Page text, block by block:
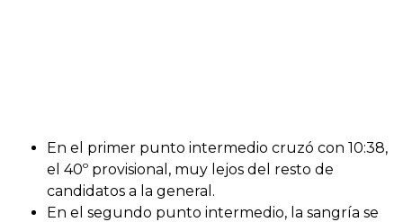
En el primer punto intermedio cruzó con 10:38,
el 40º provisional, muy lejos del resto de
candidatos a la general.
En el segundo punto intermedio, la sangría se